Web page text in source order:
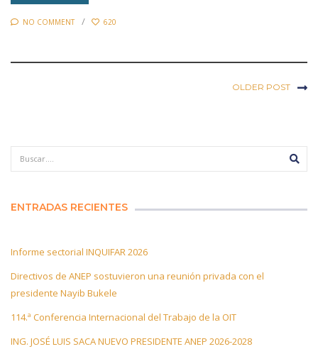
NO COMMENT 620
OLDER POST
ENTRADAS RECIENTES
Informe sectorial INQUIFAR 2026
Directivos de ANEP sostuvieron una reunión privada con el
presidente Nayib Bukele
114.ª Conferencia Internacional del Trabajo de la OIT
ING. JOSÉ LUIS SACA NUEVO PRESIDENTE ANEP 2026-2028